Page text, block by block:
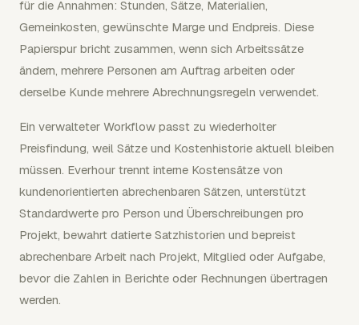
für die Annahmen: Stunden, Sätze, Materialien,
Gemeinkosten, gewünschte Marge und Endpreis. Diese
Papierspur bricht zusammen, wenn sich Arbeitssätze
ändern, mehrere Personen am Auftrag arbeiten oder
derselbe Kunde mehrere Abrechnungsregeln verwendet.
Ein verwalteter Workflow passt zu wiederholter
Preisfindung, weil Sätze und Kostenhistorie aktuell bleiben
müssen. Everhour trennt interne Kostensätze von
kundenorientierten abrechenbaren Sätzen, unterstützt
Standardwerte pro Person und Überschreibungen pro
Projekt, bewahrt datierte Satzhistorien und bepreist
abrechenbare Arbeit nach Projekt, Mitglied oder Aufgabe,
bevor die Zahlen in Berichte oder Rechnungen übertragen
werden.